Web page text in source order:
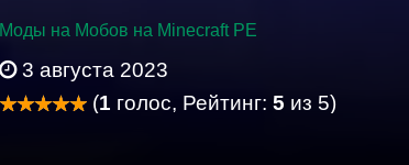
Моды на Мобов на Minecraft PE
3 августа 2023
(1 голос, Рейтинг: 5 из 5)